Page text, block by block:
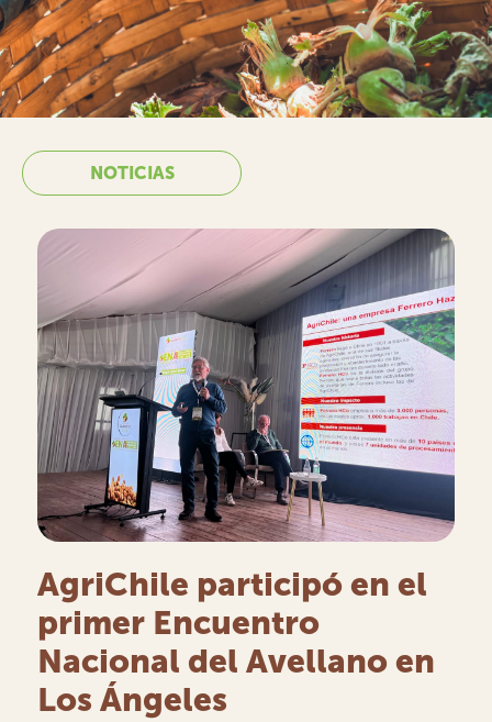
NOTICIAS
AgriChile participó en el
primer Encuentro
Nacional del Avellano en
Los Ángeles